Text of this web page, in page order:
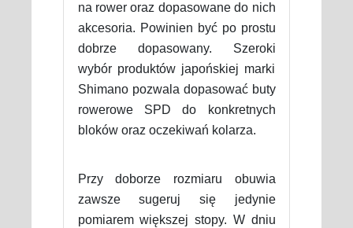
na rower oraz dopasowane do nich
akcesoria. Powinien być po prostu
dobrze dopasowany. Szeroki
wybór produktów japońskiej marki
Shimano pozwala dopasować buty
rowerowe SPD do konkretnych
bloków oraz oczekiwań kolarza.
Przy doborze rozmiaru obuwia
zawsze sugeruj się jedynie
pomiarem większej stopy. W dniu